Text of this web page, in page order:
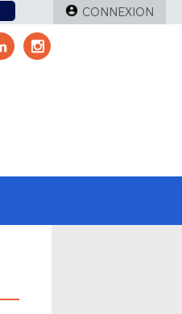
CONNEXION